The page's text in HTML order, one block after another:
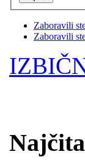
Zaboravili
Zaboravili